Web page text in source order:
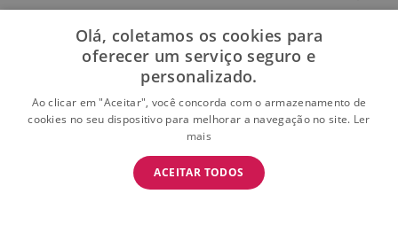
BAIXE O APP
E garanta 15% OFF na primeira compra
Olá, coletamos os cookies para
oferecer um serviço seguro e
personalizado.
Ao clicar em "Aceitar", você concorda com o armazenamento de
cookies no seu dispositivo para melhorar a navegação no site. Ler
mais
ACEITAR TODOS